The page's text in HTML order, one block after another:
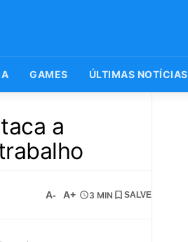
GAMES ÚLTIMAS NOTÍCIAS
a
A- A+ 3 MIN SALVE